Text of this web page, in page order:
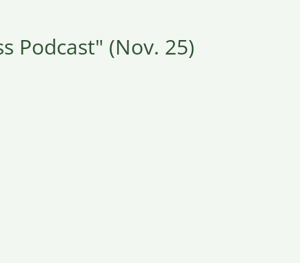
Podcast" (Nov. 25)